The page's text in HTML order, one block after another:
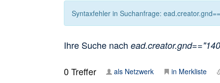
Syntaxfehler in Suchanfrage:
Ihre Suche nach
0Treffer als Netzwerk in Merkliste